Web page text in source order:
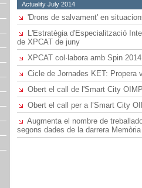
Actuality July 2014
'Drons de salvament' en
L'Estratègia d'Especialització
de XPCAT de juny
XPCAT col·labora amb Spin
Cicle de Jornades KET: Propera
Obert el call de l'Smart City
Obert el call per a l’Smart City
Augmenta el nombre de
segons dades de la darrera